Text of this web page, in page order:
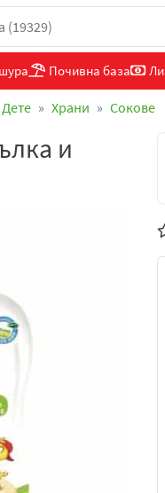
Почивна база
Храни Сокове
и